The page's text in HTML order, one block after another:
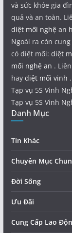
và sức khỏe gia
quả và an toàn.
diệt mối nghệ an
Ngoài ra còn
có diệt mối: diệt
mối nghệ an .
hay diệt mối vinh
Tạp vụ 5S Vinh
Tạp vụ 5S Vinh
Danh Mục
Tin Khác
Chuyên Mục
Đời Sống
Ưu Đãi
Cung Cấp Lao